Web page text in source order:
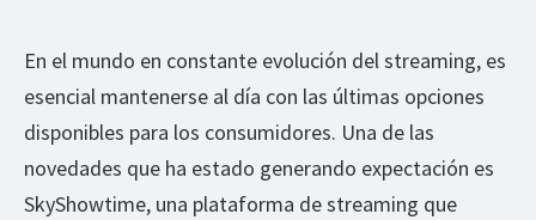
En el mundo en constante evolución del streaming, es
esencial mantenerse al día con las últimas opciones
disponibles para los consumidores. Una de las
novedades que ha estado generando expectación es
SkyShowtime, una plataforma de streaming que